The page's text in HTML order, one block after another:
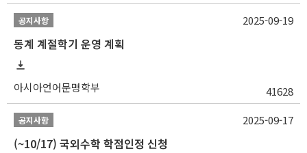
공지사항
동계 계절학기 운영 계획
아시아언어문명학부 41628
2025-09-19
공지사항
(~10/17) 국외수학 학점인정 신청
2025-09-17